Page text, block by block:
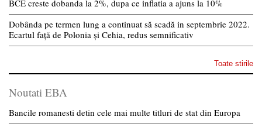
BCE creste dobanda la 2%, dupa ce inflatia a ajuns la 10%
Dobânda pe termen lung a continuat să scadă in septembrie 2022.
Ecartul față de Polonia și Cehia, redus semnificativ
Toate stirile
Noutati EBA
Bancile romanesti detin cele mai multe titluri de stat din Europa